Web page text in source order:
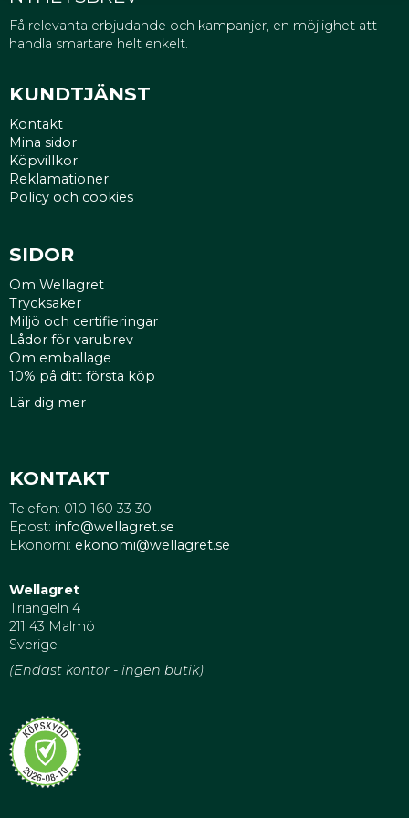
Få relevanta erbjudande och kampanjer, en möjlighet att
handla smartare helt enkelt.
KUNDTJÄNST
Kontakt
Mina sidor
Köpvillkor
Reklamationer
Policy och cookies
SIDOR
Om Wellagret
Trycksaker
Miljö och certifieringar
Lådor för varubrev
Om emballage
10% på ditt första köp
Lär dig mer
KONTAKT
Telefon: 010-160 33 30
Epost: info@wellagret.se
Ekonomi: ekonomi@wellagret.se
Wellagret
Triangeln 4
211 43 Malmö
Sverige
(Endast kontor - ingen butik)